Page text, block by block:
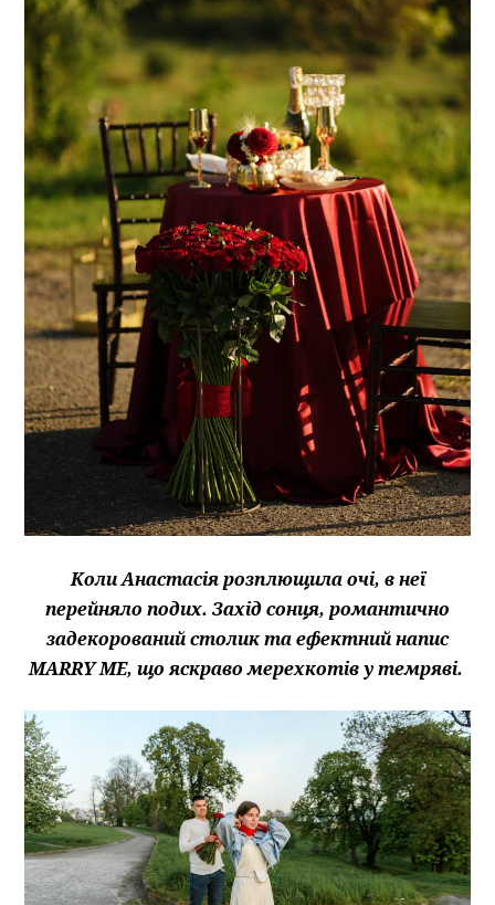
Коли Анастасія розплющила очі, в неї
перейняло подих. Захід сонця, романтично
задекорований столик та ефектний напис
MARRY ME, що яскраво мерехкотів у темряві.